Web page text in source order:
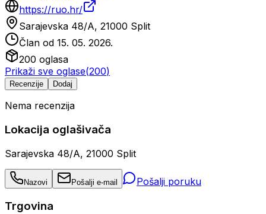
https://ruo.hr/
Sarajevska 48/A, 21000 Split
Član od 15. 05. 2026.
200 oglasa
Prikaži sve oglase(200)
Recenzije Dodaj
Nema recenzija
Lokacija oglašivača
Sarajevska 48/A, 21000 Split
Nazovi Pošalji e-mail Pošalji poruku
Trgovina